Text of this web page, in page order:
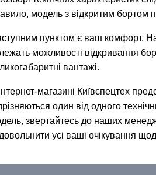
модель з відкритим бортом
пунктом є ваш комфорт.
можливості відкривання
вантажі.
магазині Київспецтех
один від одного
звертайтесь до наших
усі ваші очікування